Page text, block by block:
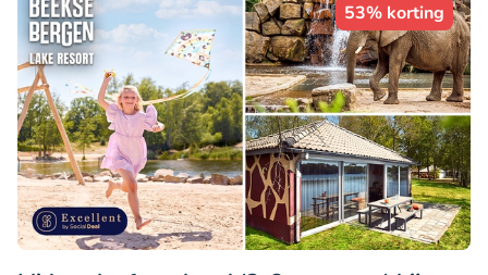
53% korting